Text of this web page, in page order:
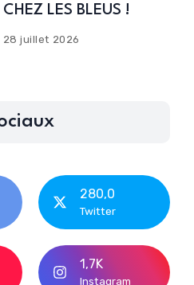
CHEZ LES BLEUS !
28 juillet 2026
280,0
Twitter
1,7K
Instagram